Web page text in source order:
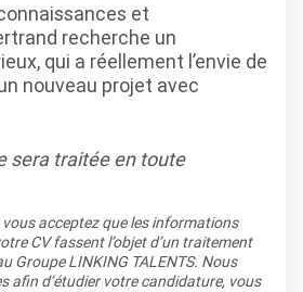
et
recherche un
qui a réellement l’envie de
nouveau projet avec
sera traitée en toute
vous acceptez que les informations
CV fassent l’objet d’un traitement
Groupe LINKING TALENTS. Nous
afin d’étudier votre candidature, vous